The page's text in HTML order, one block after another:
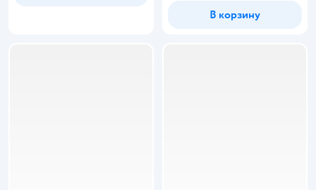
В корзину